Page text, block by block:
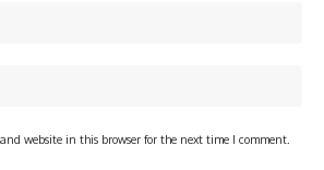
website in this browser for the next time I comment.